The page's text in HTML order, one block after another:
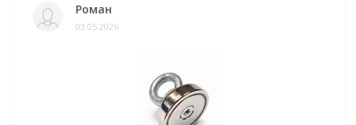
Роман
03.05.2026